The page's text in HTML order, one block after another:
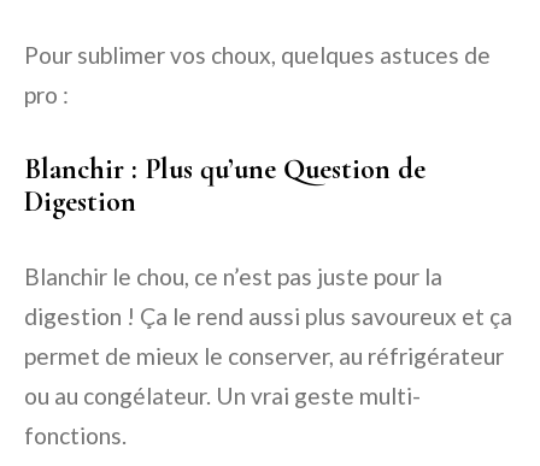
Pour sublimer vos choux, quelques astuces de
pro :
Blanchir : Plus qu’une Question de
Digestion
Blanchir le chou, ce n’est pas juste pour la
digestion ! Ça le rend aussi plus savoureux et ça
permet de mieux le conserver, au réfrigérateur
ou au congélateur. Un vrai geste multi-
fonctions.